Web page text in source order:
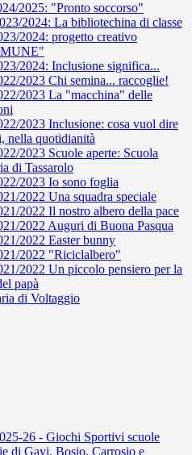
2025: "Pronto soccorso"
2024: La bibliotechina di classe
2024: progetto creativo
2024: Inclusione significa...
2023 Chi semina... raccoglie!
2023 La "macchina" delle
2023 Inclusione: cosa vuol dire
nella quotidianità
2023 Scuole aperte: Scuola
di Tassarolo
2023 Io sono foglia
2022 Una squadra speciale
2022 Il nostro albero della pace
2022 Auguri di Buona Pasqua
2022 Easter bunny
2022 "Riciclalbero"
2022 Un piccolo pensiero per la
papà
di Voltaggio
26 - Giochi Sportivi scuole
di Gavi, Bosio, Carrosio e